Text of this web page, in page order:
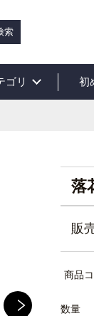
索
ゴリ 初
落
販
商品
数量